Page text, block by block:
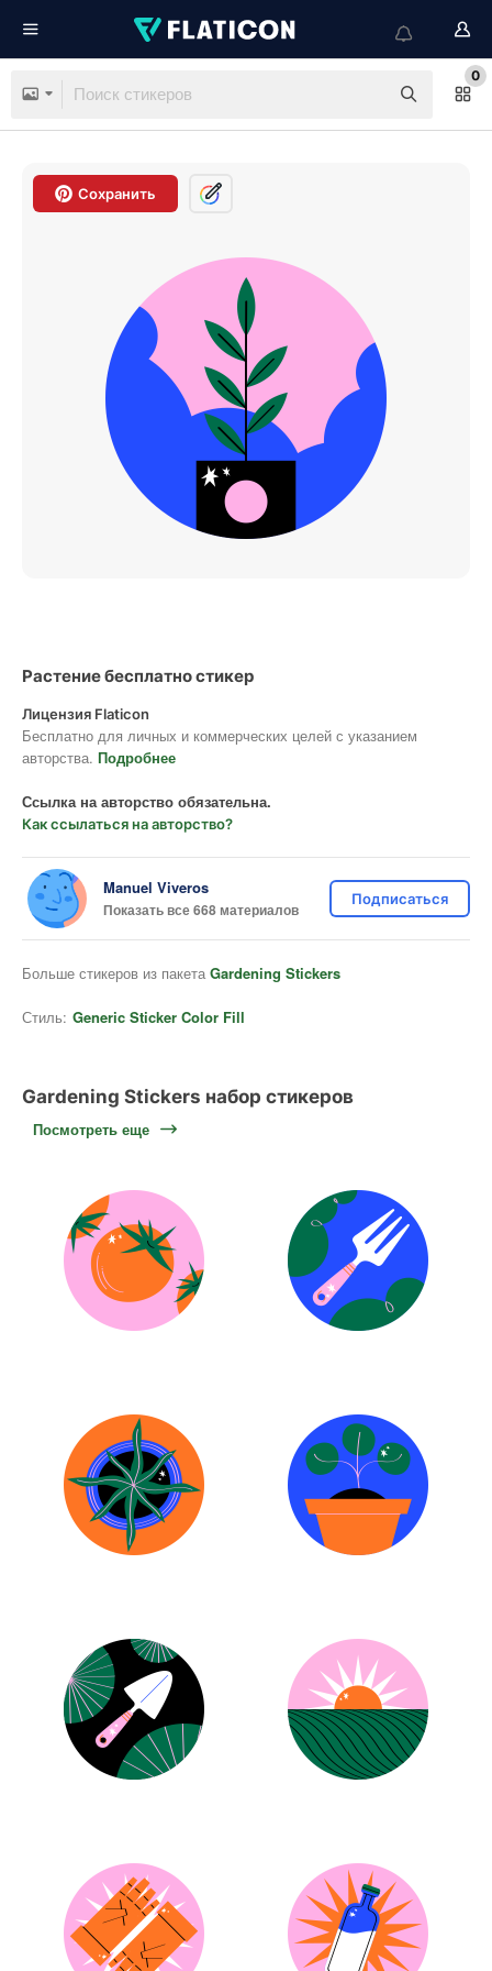
0
Сохранить
Растение бесплатно стикер
Лицензия Flaticon
Бесплатно для личных и коммерческих целей с указанием
авторства. Подробнее
Ссылка на авторство обязательна.
Как ссылаться на авторство?
Manuel Viveros
Показать все 668 материалов
Подписаться
Больше стикеров из пакета Gardening Stickers
Стиль: Generic Sticker Color Fill
Gardening Stickers набор стикеров
Посмотреть еще